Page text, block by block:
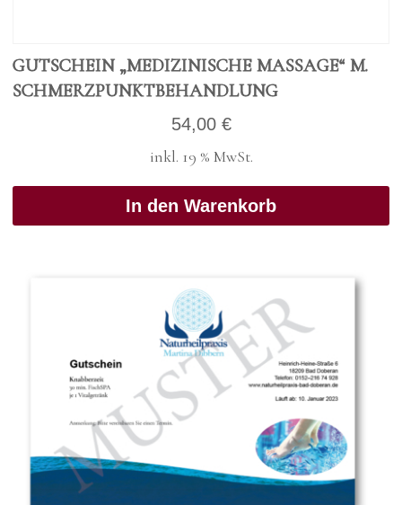
GUT­SCHEIN „MEDI­ZI­NI­SCHE MAS­SA­GE“ M.
SCHMERZ­PUNKT­BE­HAND­LUNG
54,00 €
inkl. 19 % MwSt.
In den Warenkorb